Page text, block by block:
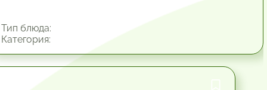
блюда: